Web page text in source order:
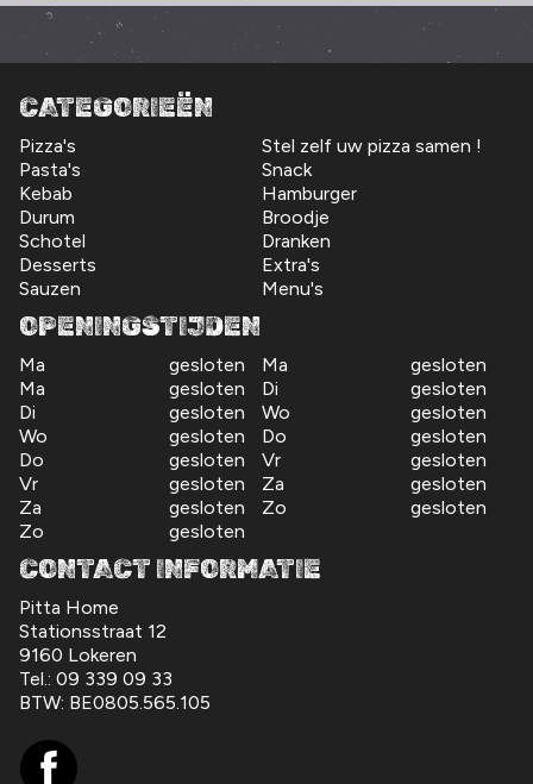
CATEGORIEËN
Pizza's
Stel zelf uw pizza samen !
Pasta's
Snack
Kebab
Hamburger
Durum
Broodje
Schotel
Dranken
Desserts
Extra's
Sauzen
Menu's
OPENINGSTIJDEN
Ma gesloten Ma
gesloten
Ma
gesloten Di
gesloten
Di
gesloten Wo
gesloten
Wo
gesloten Do
gesloten
Do
gesloten Vr
gesloten
Vr
gesloten Za
gesloten
Za
gesloten Zo
gesloten
Zo
gesloten
CONTACT INFORMATIE
Pitta Home
Stationsstraat 12
9160 Lokeren
Tel.: 09 339 09 33
BTW: BE0805.565.105